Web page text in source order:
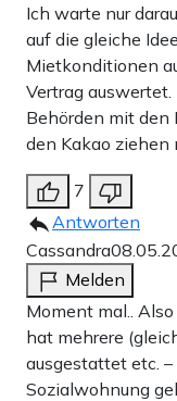
Ich warte nur
auf die gleiche
Mietkonditionen
Vertrag
Behörden mit den
den Kakao ziehen
7
Antworten
Cassandra
Melden
Moment mal..
hat mehrere
ausgestattet etc.
Sozialwohnung